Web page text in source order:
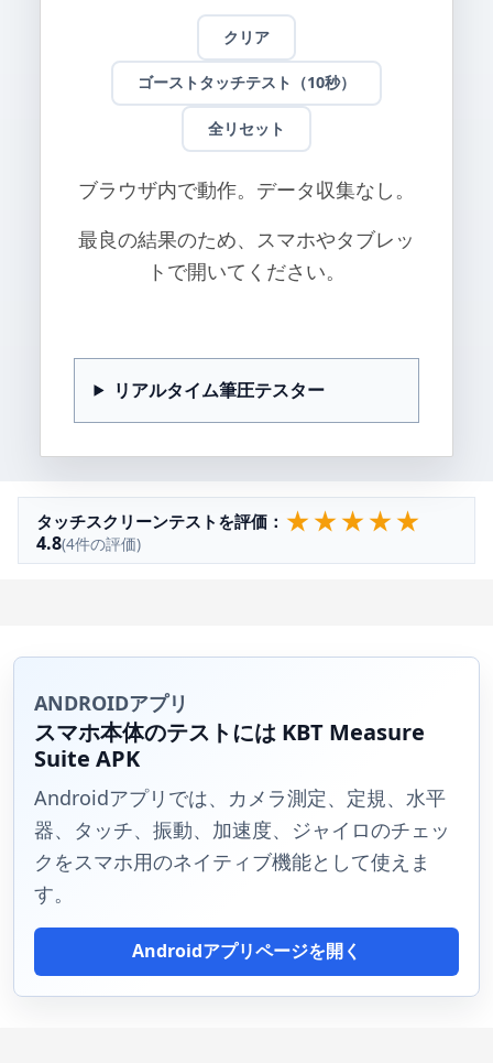
クリア
ゴーストタッチテスト（10秒）
全リセット
ブラウザ内で動作。データ収集なし。
最良の結果のため、スマホやタブレッ
トで開いてください。
リアルタイム筆圧テスター
タッチスクリーンテストを評価： ★★★★★
4.8(4件の評価)
ANDROIDアプリ
スマホ本体のテストには KBT Measure
Suite APK
Androidアプリでは、カメラ測定、定規、水平
器、タッチ、振動、加速度、ジャイロのチェッ
クをスマホ用のネイティブ機能として使えま
す。
Androidアプリページを開く